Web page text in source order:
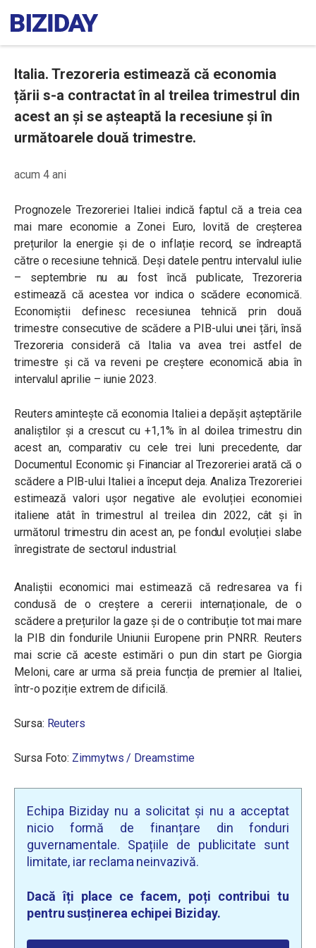
Italia. Trezoreria estimează că economia
țării s-a contractat în al treilea trimestrul din
acest an și se așteaptă la recesiune și în
următoarele două trimestre.
acum 4 ani
Prognozele Trezoreriei Italiei indică faptul că a treia cea
mai mare economie a Zonei Euro, lovită de creșterea
prețurilor la energie și de o inflație record, se îndreaptă
către o recesiune tehnică. Deși datele pentru intervalul iulie
– septembrie nu au fost încă publicate, Trezoreria
estimează că acestea vor indica o scădere economică.
Economiștii definesc recesiunea tehnică prin două
trimestre consecutive de scădere a PIB-ului unei țări, însă
Trezoreria consideră că Italia va avea trei astfel de
trimestre și că va reveni pe creștere economică abia în
intervalul aprilie – iunie 2023.
Reuters amintește că economia Italiei a depășit așteptările
analiștilor și a crescut cu +1,1% în al doilea trimestru din
acest an, comparativ cu cele trei luni precedente, dar
Documentul Economic și Financiar al Trezoreriei arată că o
scădere a PIB-ului Italiei a început deja. Analiza Trezoreriei
estimează valori ușor negative ale evoluției economiei
italiene atât în trimestrul al treilea din 2022, cât și în
următorul trimestru din acest an, pe fondul evoluției slabe
înregistrate de sectorul industrial.
Analiștii economici mai estimează că redresarea va fi
condusă de o creștere a cererii internaționale, de o
scădere a prețurilor la gaze și de o contribuție tot mai mare
la PIB din fondurile Uniunii Europene prin PNRR. Reuters
mai scrie că aceste estimări o pun din start pe Giorgia
Meloni, care ar urma să preia funcția de premier al Italiei,
într-o poziție extrem de dificilă.
Sursa: Reuters
Sursa Foto: Zimmytws / Dreamstime
Echipa Biziday nu a solicitat și nu a acceptat
nicio formă de finanțare din fonduri
guvernamentale. Spațiile de publicitate sunt
limitate, iar reclama neinvazivă.
Dacă îți place ce facem, poți contribui tu
pentru susținerea echipei Biziday.